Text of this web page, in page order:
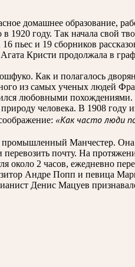
домашнее образование,
году. Так начала свой
и 19 сборников
Кристи продолжала в
Как и полагалось
из самых ученых людей
любовными похождениями.
человека. В 1908 году
«Как часто люди
промышленный Манчестер.
перевозить почту. На
около 2 часов, ежедневно
Андре Попп и певица
Денис Мацуев